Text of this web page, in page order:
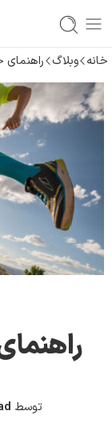
خانه وبلاگ راهنمای
توسط